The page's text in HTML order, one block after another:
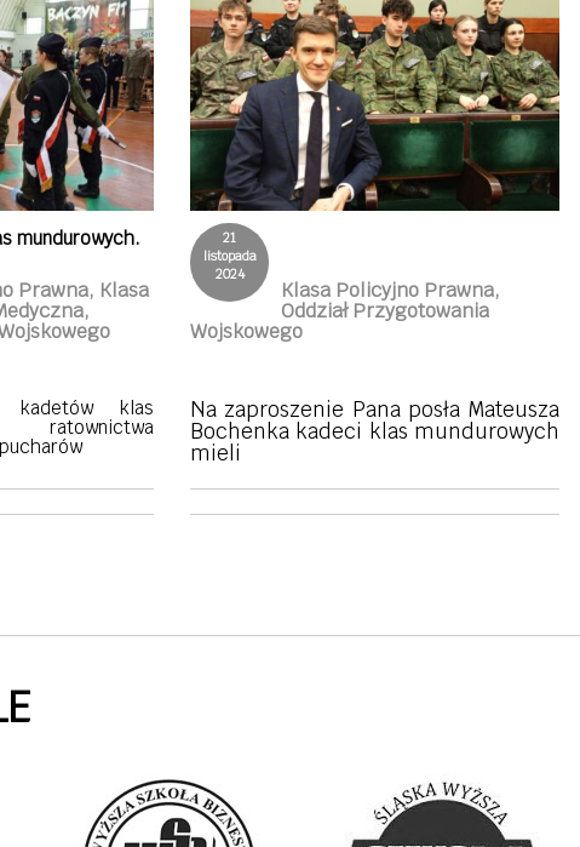
mundurowych.
Prawna, Klasa
kadetów klas
ratownictwa
21
listopada
2024
Klasa Policyjno Prawna,
Oddział Przygotowania
Wojskowego
Na zaproszenie Pana posła Mateusza
Bochenka kadeci klas mundurowych
mieli